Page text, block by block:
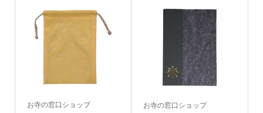
お寺の窓口ショップ お寺の窓口ショップ